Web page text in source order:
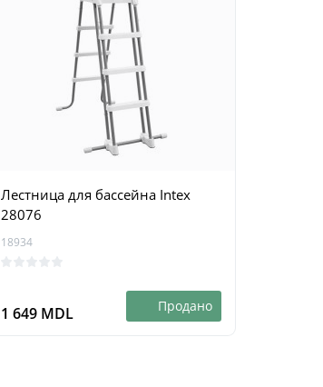
Лестница для бассейна Intex
28076
18934
1 649 MDL Продано